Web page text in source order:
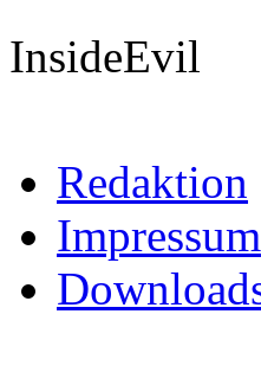
InsideEvil
Redaktion
Impressum